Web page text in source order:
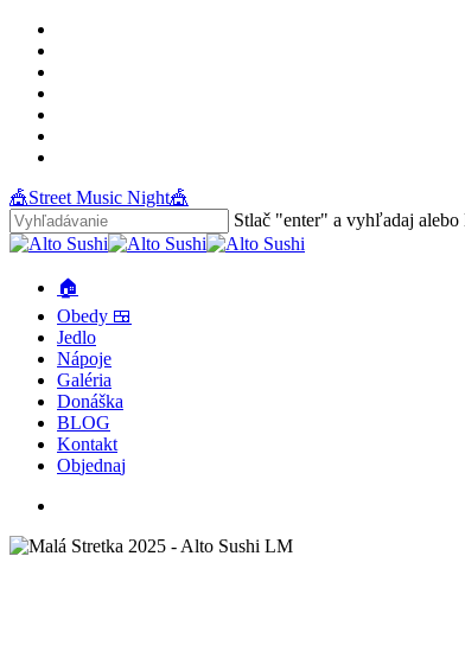
Skip
main
content
🎪Street Music Night🎪
Stlač "enter" a vyhľadaj alebo
Close
search
Menu
🏠
Obedy 🍱
Jedlo
Nápoje
Galéria
Donáška
BLOG
Kontakt
Objednaj